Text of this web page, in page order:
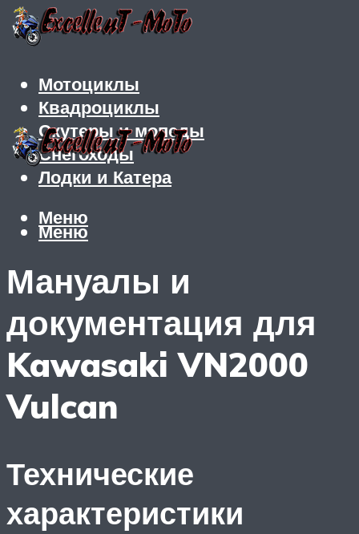
Мотоциклы
Квадроциклы
Скутеры и мопеды
Снегоходы
Лодки и Катера
Меню
Меню
Мануалы и
документация для
Kawasaki VN2000
Vulcan
Технические
характеристики